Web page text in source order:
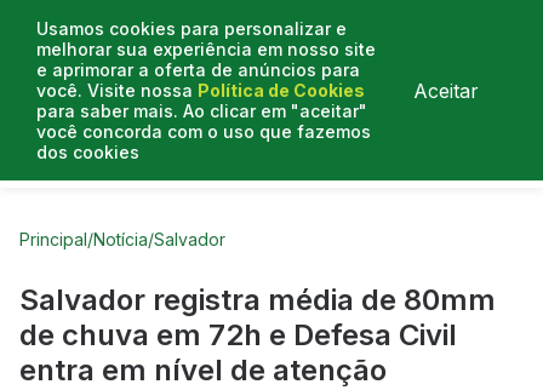
Usamos cookies para personalizar e
melhorar sua experiência em nosso site
e aprimorar a oferta de anúncios para
você. Visite nossa Política de Cookies
para saber mais. Ao clicar em "aceitar"
você concorda com o uso que fazemos
dos cookies
Aceitar
Curtas do Poder
Principal/Notícia/Salvador
Salvador registra média de 80mm
de chuva em 72h e Defesa Civil
entra em nível de atenção